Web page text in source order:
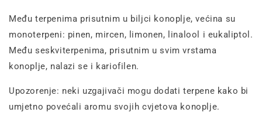
Među terpenima prisutnim u biljci konoplje, većina su
monoterpeni: pinen, mircen, limonen, linalool i eukaliptol.
Među seskviterpenima, prisutnim u svim vrstama
konoplje, nalazi se i kariofilen.
Upozorenje: neki uzgajivači mogu dodati terpene kako bi
umjetno povećali aromu svojih cvjetova konoplje.